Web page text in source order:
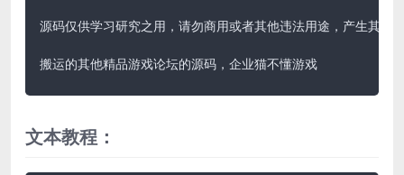
源码仅供学习研究之用，请勿商用或者其他违法用途，产生其他
搬运的其他精品游戏论坛的源码，企业猫不懂游戏
文本教程：